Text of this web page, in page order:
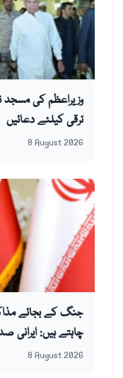
وزیراعظم کی مسجد
ترقی کیلئے دعائیں
8 August 2026
جنگ کے بجائے
چاہتے ہیں: ایرانی
8 August 2026